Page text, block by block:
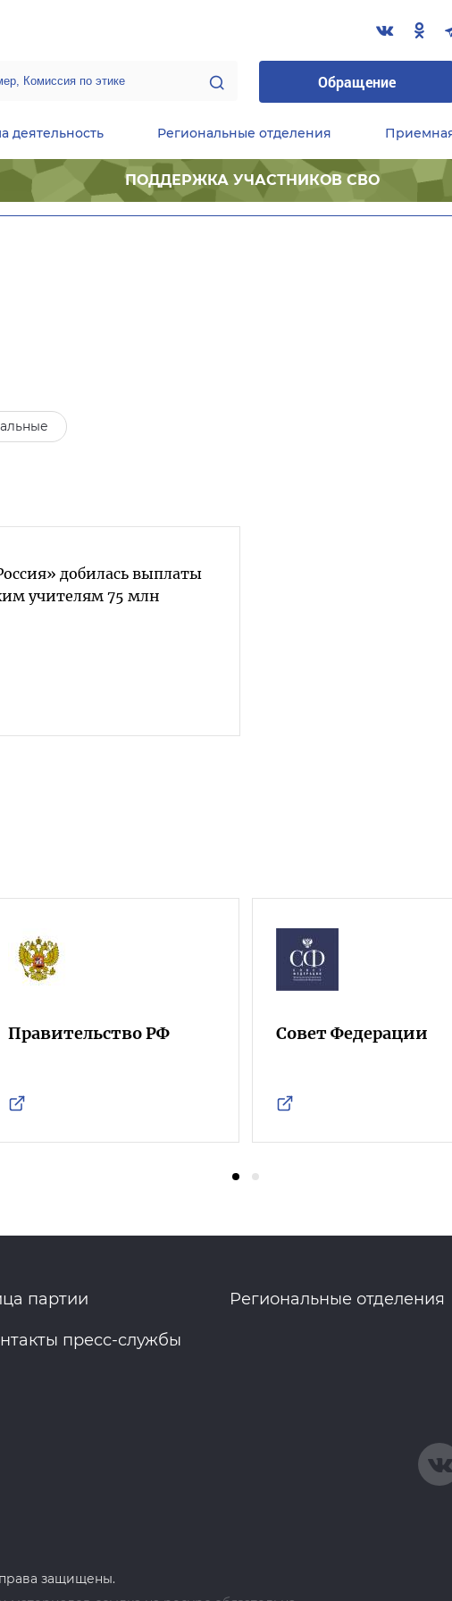
Обращение
деятельность Региональные отделения
ПОДДЕРЖКА УЧАСТНИКОВ СВО
добилась выплаты
учителям 75 млн
Правительство РФ Совет Федерации
партии Региональные отделения
пресс-службы
защищены.